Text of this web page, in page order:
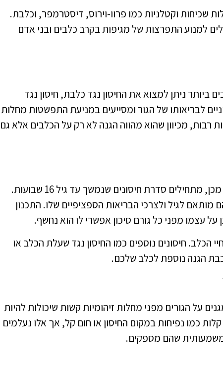
שכיחות וקטלניות כמו פרוו-וירוס, דיסטרמפר, וכלבת.
למנוע התפרצות של מגיפות בקרב כלבים ובני אדם
ביותר ניתן למצוא את החיסון נגד כלבת, חיסון נגד
לבריאותו של הגור ומסייעים במניעת התפשטות מחלות
רבות, מכיוון שהוא מהווה הגנה לא רק על הכלבים אלא גם
חיסונים
שנמשך עד גיל 16 שבועות.
לגיל ולצרכי הבריאות הספציפיים שלו. התכנון
עצמו מפני כל גורם סיכון אפשרי לו הוא נחשף.
חיסונים נוספים כמו החיסון נגד שעלת הכלב או
הגנה נוספת לכלב שלכם.
על הגורים מפני מחלות זיהומיות קשות שיכולות להיות
כמו נפיחות במקום החיסון או חום קל, אך אלו נעלמים
שהם מספקים.